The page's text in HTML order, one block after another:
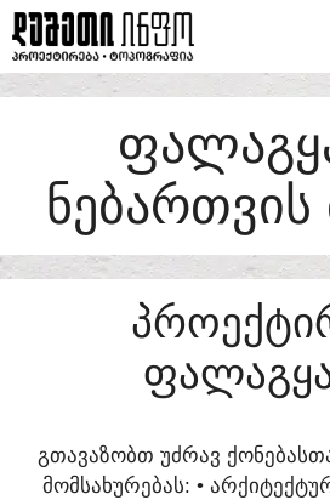
SKIP
TO
CONTENT
ᲜᲔᲑᲐᲠᲗᲕᲘᲡ
ᲒᲗᲐᲕᲐᲖᲝᲑᲗ ᲣᲫᲠᲐᲕ
ᲛᲝᲛᲡᲐᲮᲣᲠᲔᲑᲐᲡ:​ •